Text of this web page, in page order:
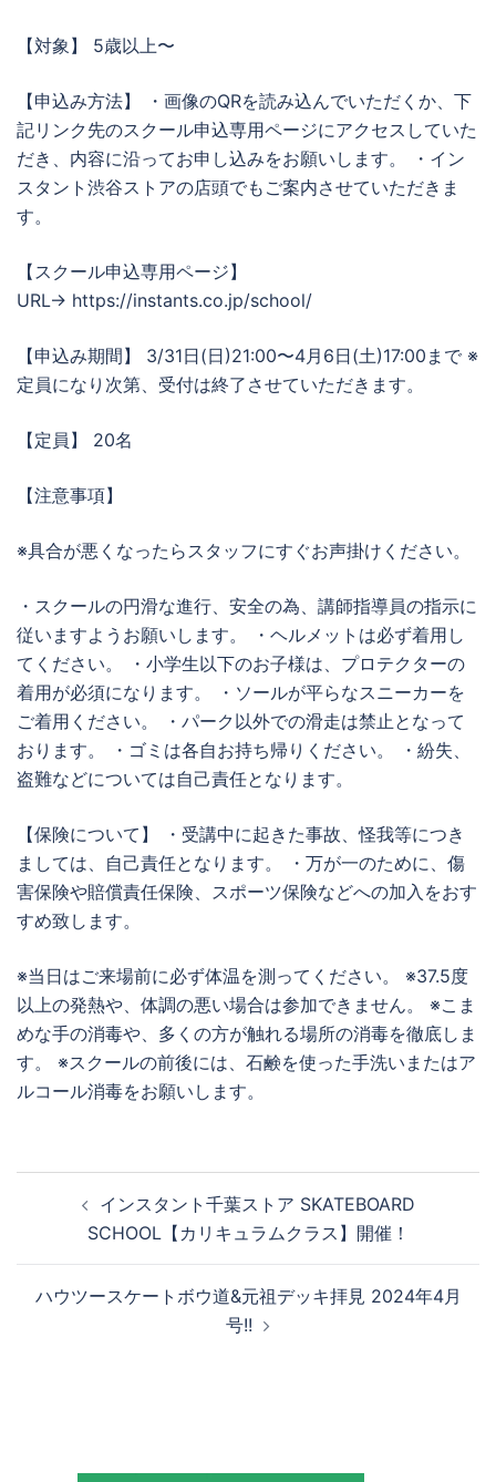
【対象】 5歳以上〜
【申込み方法】 ・画像のQRを読み込んでいただくか、下
記リンク先のスクール申込専用ページにアクセスしていた
だき、内容に沿ってお申し込みをお願いします。 ・イン
スタント渋谷ストアの店頭でもご案内させていただきま
す。
【スクール申込専用ページ】
URL→ https://instants.co.jp/school/
【申込み期間】 3/31日(日)21:00〜4月6日(土)17:00まで ※
定員になり次第、受付は終了させていただきます。
【定員】 20名
【注意事項】
※具合が悪くなったらスタッフにすぐお声掛けください。
・スクールの円滑な進行、安全の為、講師指導員の指示に
従いますようお願いします。 ・ヘルメットは必ず着用し
てください。 ・小学生以下のお子様は、プロテクターの
着用が必須になります。 ・ソールが平らなスニーカーを
ご着用ください。 ・パーク以外での滑走は禁止となって
おります。 ・ゴミは各自お持ち帰りください。 ・紛失、
盗難などについては自己責任となります。
【保険について】 ・受講中に起きた事故、怪我等につき
ましては、自己責任となります。 ・万が一のために、傷
害保険や賠償責任保険、スポーツ保険などへの加入をおす
すめ致します。
※当日はご来場前に必ず体温を測ってください。 ※37.5度
以上の発熱や、体調の悪い場合は参加できません。 ※こま
めな手の消毒や、多くの方が触れる場所の消毒を徹底しま
す。 ※スクールの前後には、石鹸を使った手洗いまたはア
ルコール消毒をお願いします。
ゲ
インスタント千葉ストア SKATEBOARD
SCHOOL【カリキュラムクラス】開催！
ハウツースケートボウ道&元祖デッキ拝見 2024年4月
号!!